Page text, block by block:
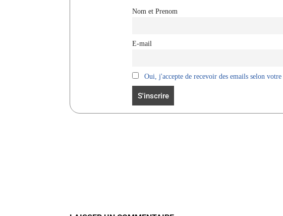
Nom et Prenom
E-mail
Oui, j'accepte de recevoir des emails selon